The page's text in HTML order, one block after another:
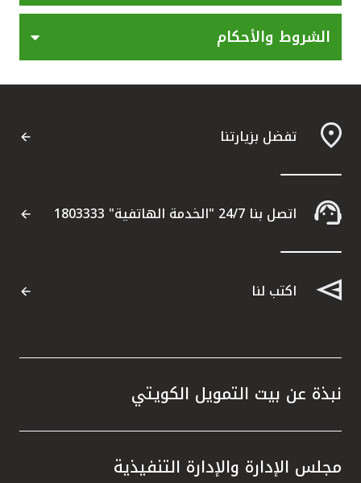
اتصل بنا
مواقع الفروع وأجهزة الصرف الآلي
ماليزيا
المملكة المتحدة
الشروط والأحكام
تفضل بزيارتنا
اتصل بنا 24/7 "الخدمة الهاتفية" 1803333
اكتب لنا
نبذة عن بيت التمويل الكويتي
مجلس الإدارة والإدارة التنفيذية